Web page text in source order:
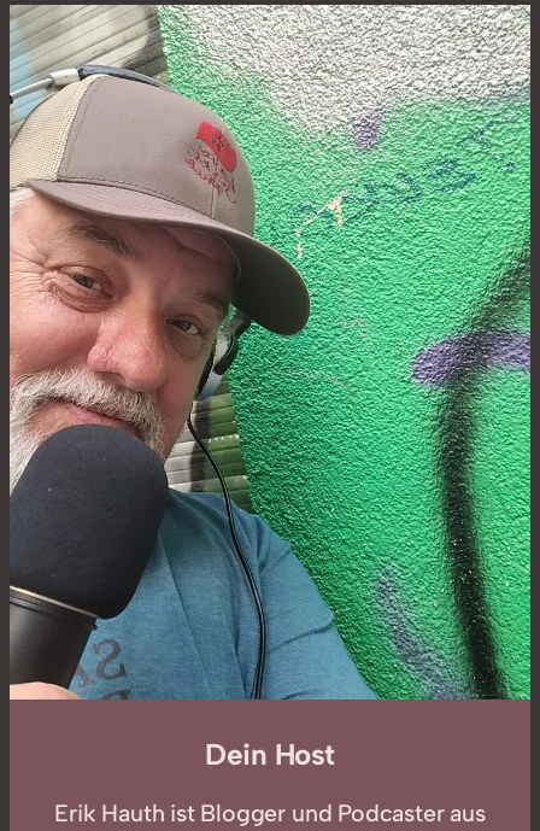
Dein Host
Erik Hauth ist Blogger und Podcaster aus